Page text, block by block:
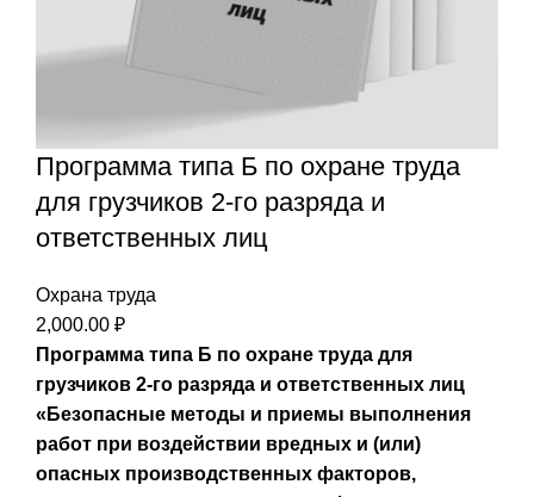
Программа типа Б по охране труда
для грузчиков 2-го разряда и
ответственных лиц
Охрана труда
2,000.00 ₽
Программа типа Б по охране труда для
грузчиков 2-го разряда и ответственных лиц
«Безопасные методы и приемы выполнения
работ при воздействии вредных и (или)
опасных производственных факторов,